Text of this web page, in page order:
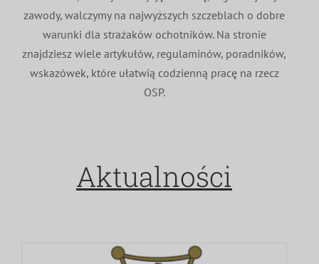
Projekty
100-lecie
zawody, walczymy na najwyższych szczeblach o dobre
warunki dla strażaków ochotników. Na stronie
znajdziesz wiele artykułów, regulaminów, poradników,
wskazówek, które ułatwią codzienną pracę na rzecz
OSP.
Aktualności